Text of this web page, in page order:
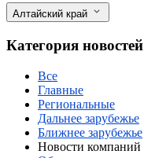
Алтайский край
Категория новостей
Все
Главные
Региональные
Дальнее зарубежье
Ближнее зарубежье
Новости компаний